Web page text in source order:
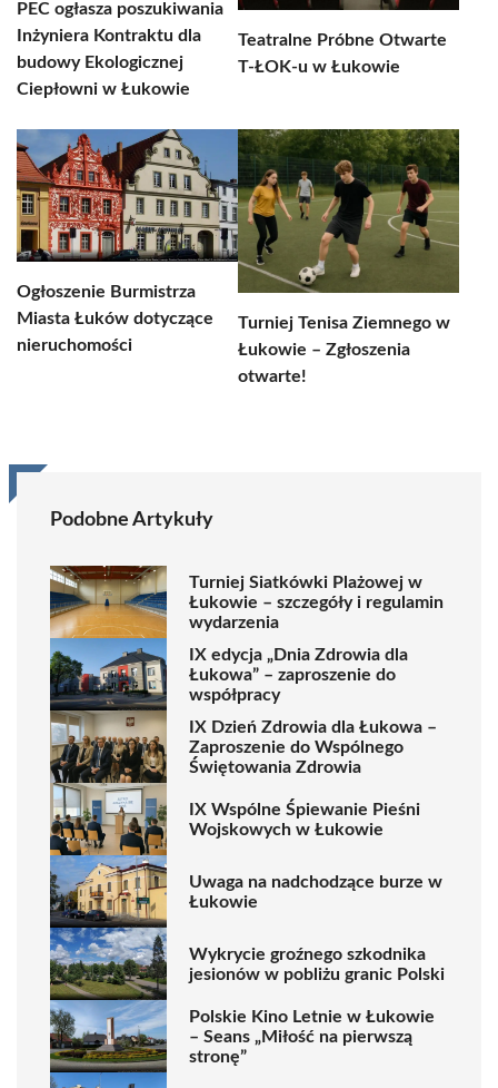
PEC ogłasza poszukiwania
Inżyniera Kontraktu dla
budowy Ekologicznej
Ciepłowni w Łukowie
Teatralne Próbne Otwarte
T-ŁOK-u w Łukowie
Ogłoszenie Burmistrza
Miasta Łuków dotyczące
nieruchomości
Turniej Tenisa Ziemnego w
Łukowie – Zgłoszenia
otwarte!
Podobne Artykuły
Turniej Siatkówki Plażowej w
Łukowie – szczegóły i regulamin
wydarzenia
IX edycja „Dnia Zdrowia dla
Łukowa” – zaproszenie do
współpracy
IX Dzień Zdrowia dla Łukowa –
Zaproszenie do Wspólnego
Świętowania Zdrowia
IX Wspólne Śpiewanie Pieśni
Wojskowych w Łukowie
Uwaga na nadchodzące burze w
Łukowie
Wykrycie groźnego szkodnika
jesionów w pobliżu granic Polski
Polskie Kino Letnie w Łukowie
– Seans „Miłość na pierwszą
stronę”